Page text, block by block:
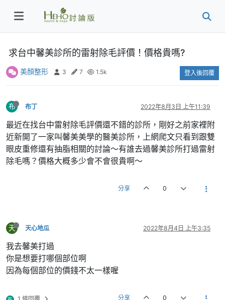
求台中馨美診所的雷射除毛評價！價格貴嗎?
美顏整形 3 7 1.5k 登入後回覆
布 布丁 2022年8月3日 上午11:39
最近在找台中雷射除毛評價還不錯的診所，剛好之前家裡附
近新開了一家叫馨美美學的醫美診所，上網爬文只看到跟雙
眼皮重修還有抽脂相關的討論～有誰去過馨美診所打過雷射
除毛嗎？價格大概多少會不會很貴啊～
分享 0
天 天心地瓜 2022年8月4日 上午3:35
我去馨美打過
你是想要打哪個部位啊
因為每個部位的價錢不太一樣喔
分享 0